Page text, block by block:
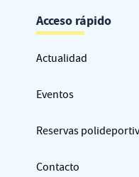
Acceso rápido
Actualidad
Eventos
Reservas
Contacto